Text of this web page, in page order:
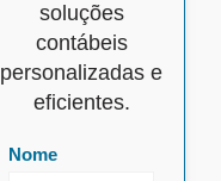
soluções
contábeis
personalizadas e
eficientes.
Nome